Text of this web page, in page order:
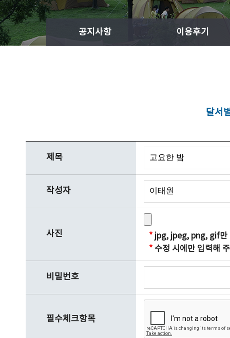
공지사항 이용후기
달서
제목
작성자
사진 * jpg, jpeg, png, gif만
* 수정 시에만 입력해
비밀번호
필수체크항목